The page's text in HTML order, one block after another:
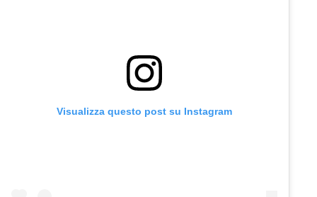
Visualizza questo post su Instagram